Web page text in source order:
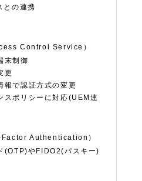
との連携
Control Service）
末制御
更
報で認証方式の変更
スポリシーに対応(UEM連
Factor Authentication）
(OTP)やFIDO2(パスキー)